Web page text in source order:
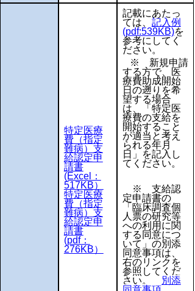
特定医療
費（指定
難病）支
給認定申
請書
(Excel：
517KB）
特定医療
費（指定
難病）支
給認定申
請書
(pdf：
276KB）
記載にあたっ
ては、 記入例
(pdf:539KB)を
参考にしてく
ださい。
※ 新規申請
する方で、医
療費助成開始
日の遡りを希
望する場合
は、「特定医
療費の支給を
開始すること
が適当と考え
られる年月
日」を記入し
てください。
※ 支給認
定申請書の
「臨床調査個
人票の研究等
への利用に関
する同意につ
いて」の別添
同意事項は、
右のリンクを
参照してくだ
さい。
別添